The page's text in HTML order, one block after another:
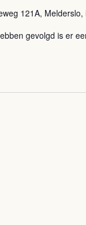
121A,
gevolgd is er